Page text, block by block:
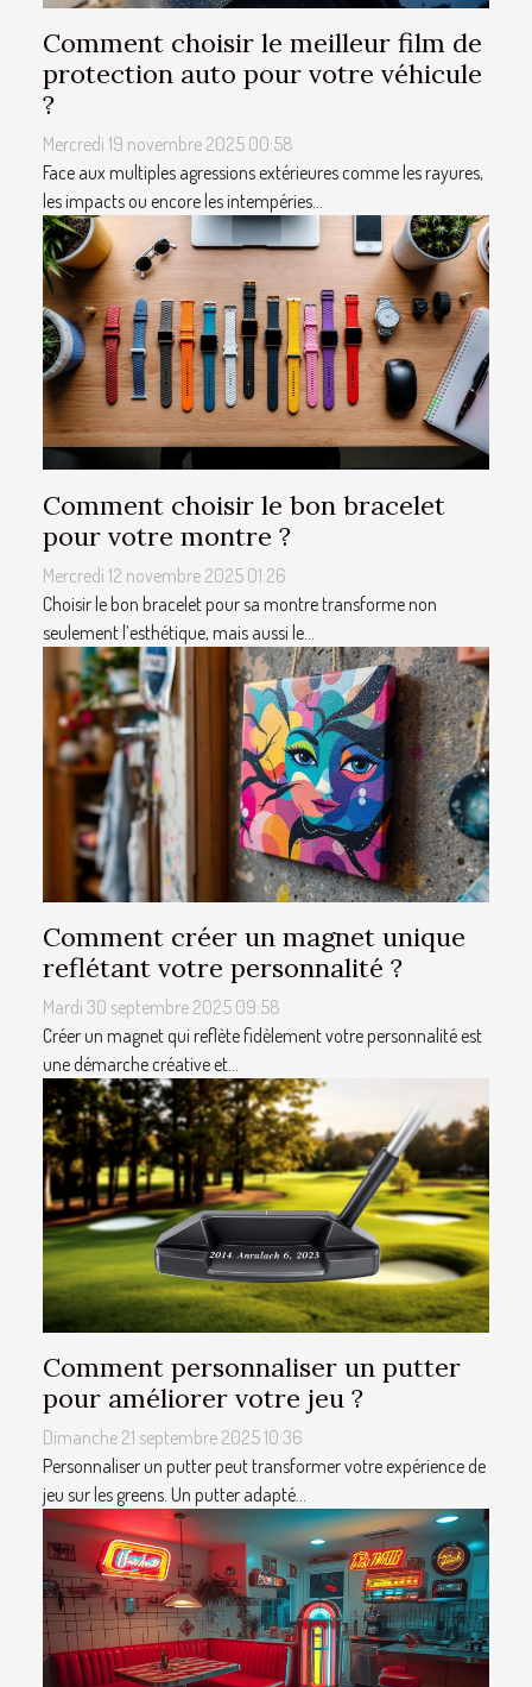
Comment choisir le meilleur film de
protection auto pour votre véhicule
?
Mercredi 19 novembre 2025 00:58
Face aux multiples agressions extérieures comme les rayures,
les impacts ou encore les intempéries...
Comment choisir le bon bracelet
pour votre montre ?
Mercredi 12 novembre 2025 01:26
Choisir le bon bracelet pour sa montre transforme non
seulement l’esthétique, mais aussi le...
Comment créer un magnet unique
reflétant votre personnalité ?
Mardi 30 septembre 2025 09:58
Créer un magnet qui reflète fidèlement votre personnalité est
une démarche créative et...
Comment personnaliser un putter
pour améliorer votre jeu ?
Dimanche 21 septembre 2025 10:36
Personnaliser un putter peut transformer votre expérience de
jeu sur les greens. Un putter adapté...